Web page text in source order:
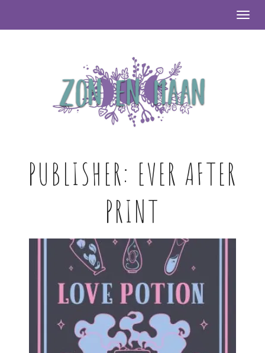
PUBLISHER: EVER AFTER
PRINT